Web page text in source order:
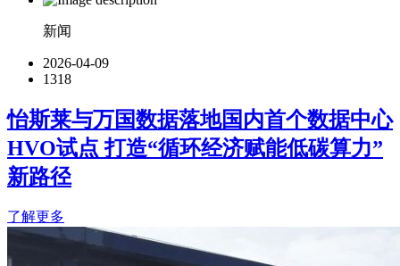
新闻
2026-04-09
1318
怡斯莱与万国数据落地国内首个数据中心
HVO试点 打造“循环经济赋能低碳算力”
新路径
了解更多